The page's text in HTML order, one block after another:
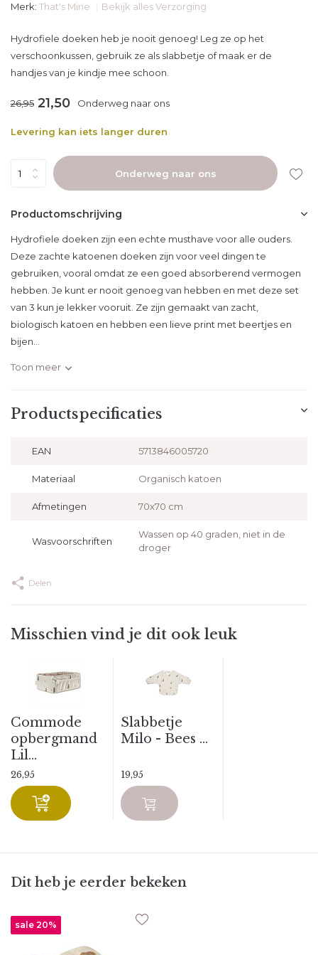
Merk: That's Mine Bekijk alles Verzorging
Hydrofiele doeken heb je nooit genoeg! Leg ze op het
verschoonkussen, gebruik ze als slabbetje of maak er de
handjes van je kindje mee schoon.
26,95 21,50 Onderweg naar ons
Levering kan iets langer duren
Onderweg naar ons
Productomschrijving
Hydrofiele doeken zijn een echte musthave voor alle ouders.
Deze zachte katoenen doeken zijn voor veel dingen te
gebruiken, vooral omdat ze een goed absorberend vermogen
hebben. Je kunt er nooit genoeg van hebben en met deze set
van 3 kun je lekker vooruit. Ze zijn gemaakt van zacht,
biologisch katoen en hebben een lieve print met beertjes en
bijen...
Toon meer
Productspecificaties
EAN 5713846005720
Materiaal Organisch katoen
Afmetingen 70x70 cm
Wasvoorschriften
Wassen op 40 graden, niet in de
droger
Delen
Misschien vind je dit ook leuk
Commode
opbergmand
Lil...
26,95
Slabbetje
Milo - Bees ...
19,95
Dit heb je eerder bekeken
sale 20%